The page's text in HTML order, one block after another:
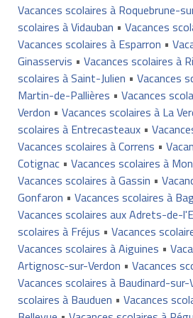
Vacances scolaires à Roquebrune-
scolaires à Vidauban • Vacances
Vacances scolaires à Esparron •
Ginasservis • Vacances scolaires à
scolaires à Saint-Julien • Vacances
Martin-de-Pallières • Vacances
Verdon • Vacances scolaires à La
scolaires à Entrecasteaux•
Vacances scolaires à Correns •
Cotignac• Vacances scolaires à
Vacances scolaires à Gassin •
Gonfaron • Vacances scolaires à
Vacances scolaires aux Adrets-de-
scolaires à Fréjus • Vacances
Vacances scolaires à Aiguines •
Artignosc-sur-Verdon • Vacances
Vacances scolaires à Baudinard-sur-
scolaires à Bauduen • Vacances